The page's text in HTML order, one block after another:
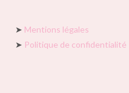
➤ Mentions légales
➤ Politique de confidentialité